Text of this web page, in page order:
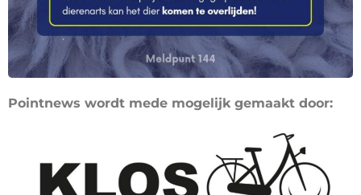
Pointnews wordt mede mogelijk gemaakt door: